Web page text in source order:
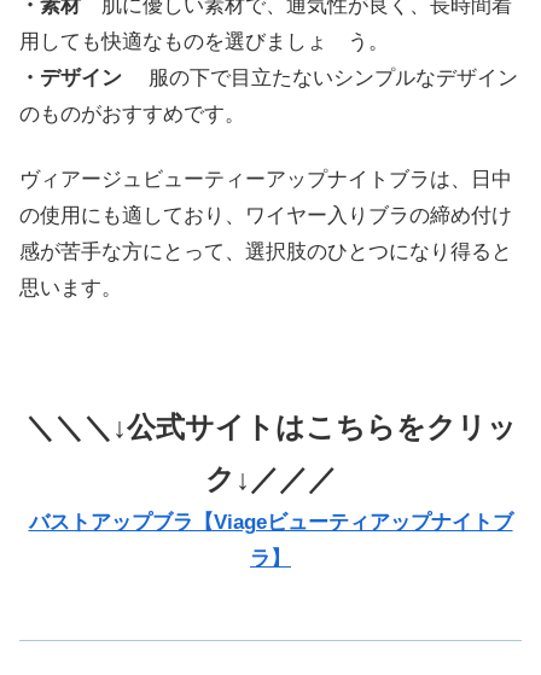
・素材肌に優しい素材で、通気性が良く、長時間着
用しても快適なものを選びましょ う。
・デザイン 服の下で目立たないシンプルなデザイン
のものがおすすめです。
ヴィアージュビューティーアップナイトブラは、日中
の使用にも適しており、ワイヤー入りブラの締め付け
感が苦手な方にとって、選択肢のひとつになり得ると
思います。
＼＼＼↓公式サイトはこちらをクリッ
ク↓／／／
バストアップブラ【Viageビューティアップナイトブ
ラ】